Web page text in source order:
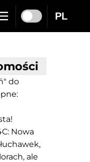
PL
do
Nowa
ale